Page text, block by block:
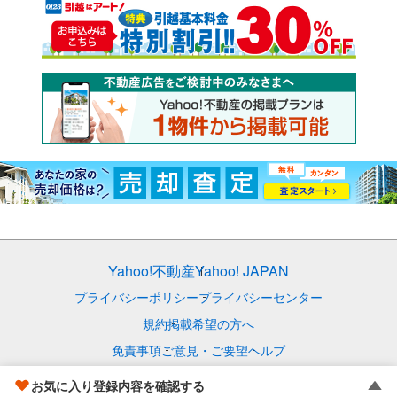
お気に入り登録内容を確認する
Yahoo!不動産Yahoo! JAPAN
プライバシーポリシープライバシーセンター
規約掲載希望の方へ
免責事項ご意見・ご要望ヘルプ
© LY Corporation